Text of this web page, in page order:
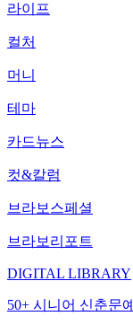
라이프
컬처
머니
테마
카드뉴스
컷&칼럼
브라보스페셜
브라보리포트
DIGITAL LIBRARY
50+ 시니어 신춘문예